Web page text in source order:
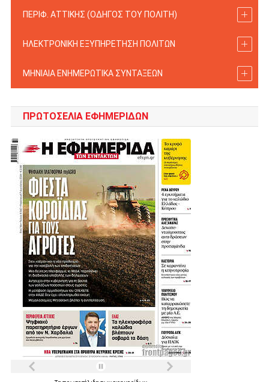
ΠΕΡΙΦ. ΑΤΤΙΚΗΣ (ΟΔΗΓΟΣ TOY ΠΟΛΙΤΗ)
ΗΛΕΚΤΡΟΝΙΚΗ ΕΞΥΠΗΡΕΤΗΣΗ ΠΟΛΙΤΩΝ
ΜΗΝΙΑΙΑ ΕΝΗΜΕΡΩΤΙΚΑ ΣΥΝΤΑΞΕΩΝ
ΠΡΩΤΟΣΈΛΙΑ ΕΦΗΜΕΡΊΔΩΝ